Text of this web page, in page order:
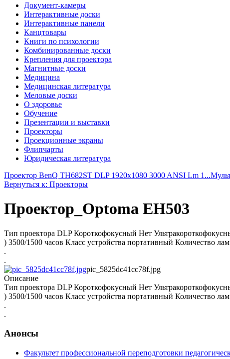
Документ-камеры
Интерактивные доски
Интерактивные панели
Канцтовары
Книги по психологии
Комбинированные доски
Крепления для проектора
Магнитные доски
Медицина
Медицинская литература
Меловые доски
О здоровье
Обучение
Презентации и выставки
Проекторы
Проекционные экраны
Флипчарты
Юридическая литература
Проектор BenQ TH682ST DLP 1920x1080 3000 ANSI Lm 1...
Вернуться к: Проекторы
Проектор_Optoma EH503
Тип проектора DLP Короткофокусный Нет
) 3500/1500 часов Класс устройства портативный Количество
.
.
pic_5825dc41cc78f.jpg
Описание
Тип проектора DLP Короткофокусный Нет
) 3500/1500 часов Класс устройства портативный Количество
.
.
Анонсы
Факультет профессиональной переподготовки